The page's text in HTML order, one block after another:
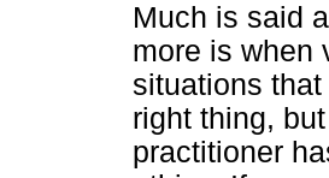
Much is said
more is when
situations
right thing,
practitioner